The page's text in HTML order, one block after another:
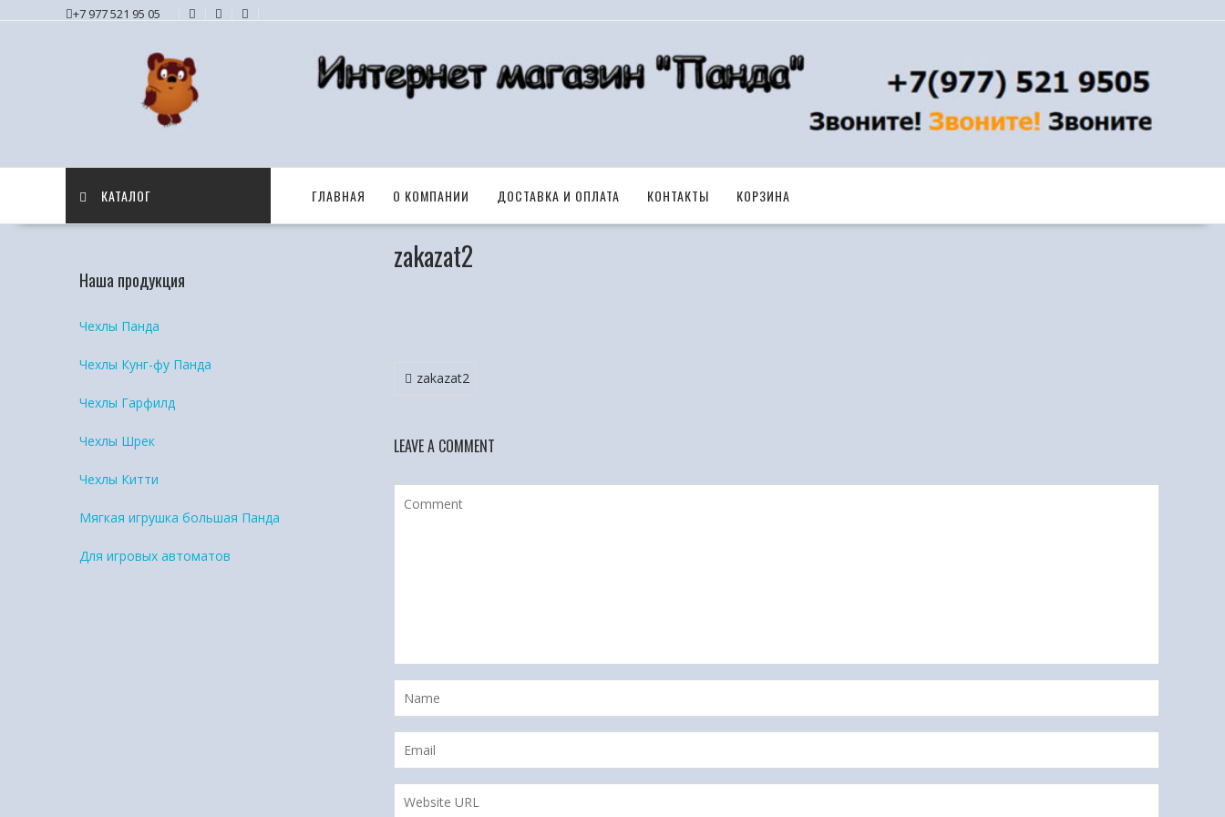
+7 977 521 95 05
КАТАЛОГ ГЛАВНАЯ О КОМПАНИИ ДОСТАВКА И ОПЛАТА КОНТАКТЫ КОРЗИНА
zakazat2
zakazat2
LEAVE A COMMENT
Наша продукция
Чехлы Панда
Чехлы Кунг-фу Панда
Чехлы Гарфилд
Чехлы Шрек
Чехлы Китти
Мягкая игрушка большая Панда
Для игровых автоматов